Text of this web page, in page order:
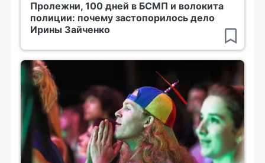
Пролежни, 100 дней в БСМП и волокита
полиции: почему застопорилось дело
Ирины Зайченко